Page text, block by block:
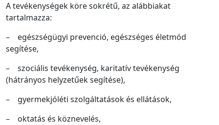
A tevékenységek köre sokrétű, az alábbiakat
tartalmazza:
– egészségügyi prevenció, egészséges életmód
segítése,
– szociális tevékenység, karitatív tevékenység
(hátrányos helyzetűek segítése),
– gyermekjóléti szolgáltatások és ellátások,
– oktatás és köznevelés,